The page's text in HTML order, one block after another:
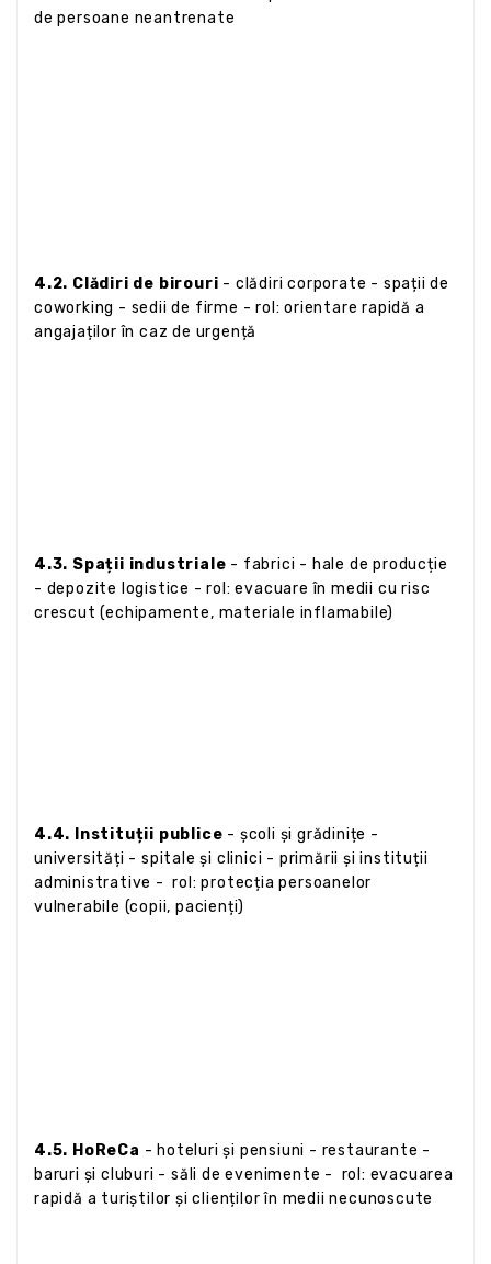
de persoane neantrenate
4.2. Clădiri de birouri - clădiri corporate - spații de
coworking - sedii de firme - rol: orientare rapidă a
angajaților în caz de urgență
4.3. Spații industriale - fabrici - hale de producție
- depozite logistice - rol: evacuare în medii cu risc
crescut (echipamente, materiale inflamabile)
4.4. Instituții publice - școli și grădinițe -
universități - spitale și clinici - primării și instituții
administrative - rol: protecția persoanelor
vulnerabile (copii, pacienți)
4.5. HoReCa - hoteluri și pensiuni - restaurante -
baruri și cluburi - săli de evenimente - rol: evacuarea
rapidă a turiștilor și clienților în medii necunoscute